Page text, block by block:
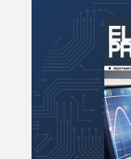
Półprzewodniki
Pomiary i testy
Projektowanie
Raspberry Pi
Komunikacja, RF